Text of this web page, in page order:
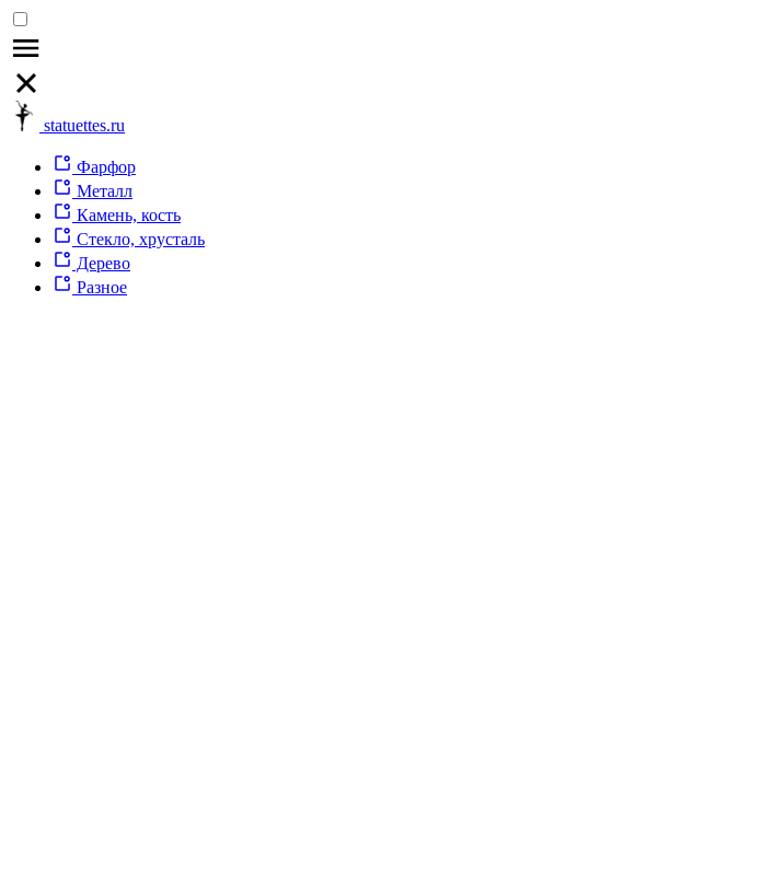
statuettes.ru
Фарфор
Металл
Камень, кость
Стекло, хрусталь
Дерево
Разное